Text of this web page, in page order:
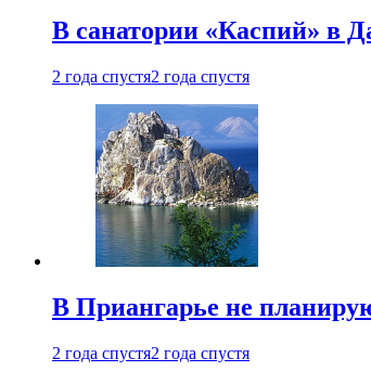
В санатории «Каспий» в
2 года спустя2 года спустя
В Приангарье не
2 года спустя2 года спустя